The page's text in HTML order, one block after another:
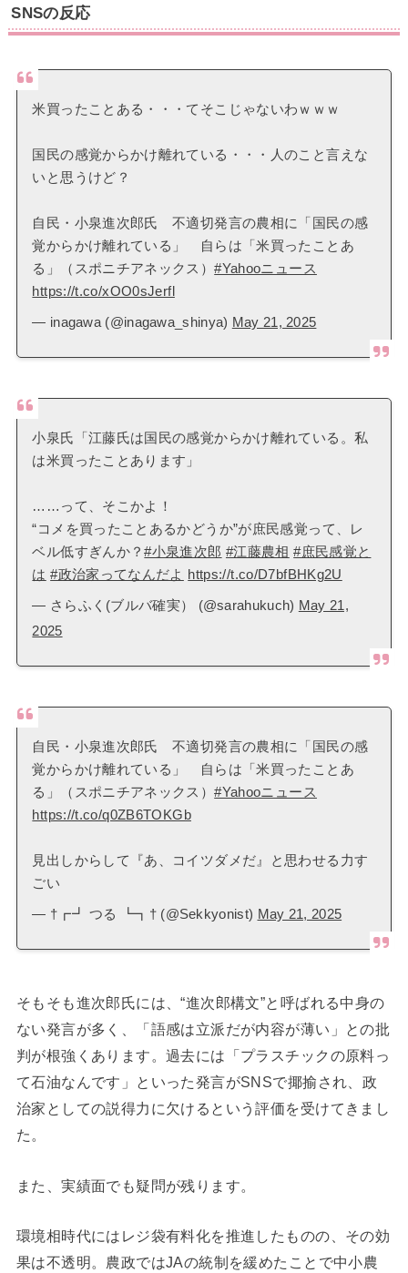
SNSの反応
米買ったことある・・・てそこじゃないわｗｗｗ
国民の感覚からかけ離れている・・・人のこと言えな
いと思うけど？
自民・小泉進次郎氏 不適切発言の農相に「国民の感
覚からかけ離れている」 自らは「米買ったことあ
る」（スポニチアネックス）#Yahooニュース
https://t.co/xOO0sJerfl
— inagawa (@inagawa_shinya) May 21, 2025
小泉氏「江藤氏は国民の感覚からかけ離れている。私
は米買ったことあります」
……って、そこかよ！
“コメを買ったことあるかどうか”が庶民感覚って、レ
ベル低すぎんか？#小泉進次郎 #江藤農相 #庶民感覚と
は #政治家ってなんだよ https://t.co/D7bfBHKg2U
— さらふく(ブルバ確実） (@sarahukuch) May 21,
2025
自民・小泉進次郎氏 不適切発言の農相に「国民の感
覚からかけ離れている」 自らは「米買ったことあ
る」（スポニチアネックス）#Yahooニュース
https://t.co/q0ZB6TOKGb
見出しからして『あ、コイツダメだ』と思わせる力す
ごい
— †┏┛ つる ┗┓† (@Sekkyonist) May 21, 2025
そもそも進次郎氏には、“進次郎構文”と呼ばれる中身の
ない発言が多く、「語感は立派だが内容が薄い」との批
判が根強くあります。過去には「プラスチックの原料っ
て石油なんです」といった発言がSNSで揶揄され、政
治家としての説得力に欠けるという評価を受けてきまし
た。
また、実績面でも疑問が残ります。
環境相時代にはレジ袋有料化を推進したものの、その効
果は不透明。農政ではJAの統制を緩めたことで中小農